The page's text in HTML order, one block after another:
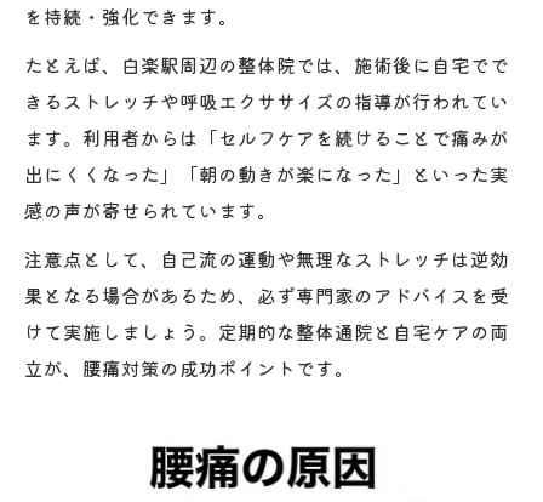
を持続・強化できます。
たとえば、白楽駅周辺の整体院では、施術後に自宅でで
きるストレッチや呼吸エクササイズの指導が行われてい
ます。利用者からは「セルフケアを続けることで痛みが
出にくくなった」「朝の動きが楽になった」といった実
感の声が寄せられています。
注意点として、自己流の運動や無理なストレッチは逆効
果となる場合があるため、必ず専門家のアドバイスを受
けて実施しましょう。定期的な整体通院と自宅ケアの両
立が、腰痛対策の成功ポイントです。